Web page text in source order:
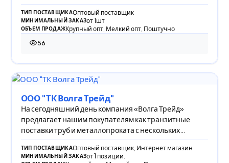
ТИП ПОСТАВЩИКАОптовый поставщик
МИНИМАЛЬНЫЙ ЗАКАЗот 1шт
ОБЪЕМ ПРОДАЖКрупный опт, Мелкий опт, Поштучно
56
56 просмотров
ООО "ТК Волга Трейд"
На сегодняшний день компания «Волга Трейд»
предлагает нашим покупателям как транзитные
поставки труб и металлопроката с нескольких
заводов-п
ТИП ПОСТАВЩИКАОптовый поставщик, Интернет магазин
МИНИМАЛЬНЫЙ ЗАКАЗот 1 позиции.